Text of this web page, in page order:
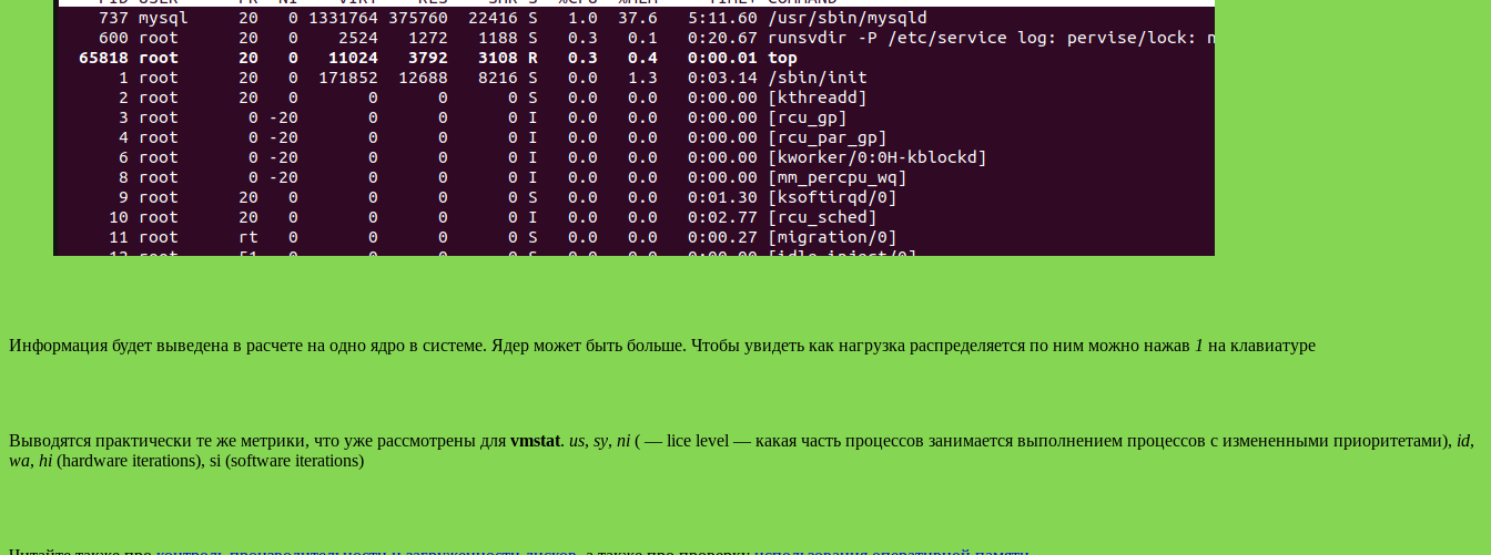
Информация будет выведена в расчете на одно ядро в системе. Ядер может быть больше. Чтобы увидеть как нагрузка распределяется по ним можно нажав 1 на клавиатуре
Выводятся практически те же метрики, что уже рассмотрены для vmstat. us, sy, ni ( — lice level — какая часть процессов занимается выполнением процессов с измененными приоритетами), id,
wa, hi (hardware iterations), si (software iterations)